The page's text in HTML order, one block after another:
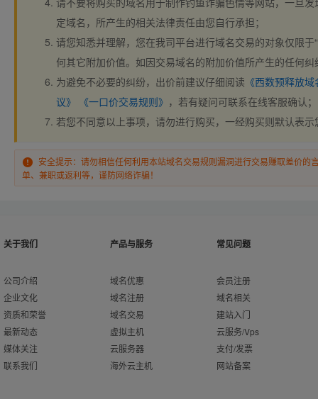
定域名，所产生的相关法律责任由您自行承担；
请您知悉并理解，您在我司平台进行域名交易的对象仅限于
何其它附加价值。如因交易域名的附加价值所产生的任何
为避免不必要的纠纷，出价前建议仔细阅读 《西数预释放
议》
《一口价交易规则》 ，若有疑问可联系在线客服确认；
若您不同意以上事项，请勿进行购买，一经购买则默认表
安全提示：请勿相信任何利用本站域名交易规则漏洞进行交易赚取差价的
单、兼职或返利等，谨防网络诈骗！
关于我们
公司介绍
企业文化
资质和荣誉
最新动态
媒体关注
联系我们
产品与服务
域名优惠
域名注册
域名交易
虚拟主机
云服务器
海外云主机
常见问题
会员注册
域名相关
建站入门
云服务/Vps
支付/发票
网站备案